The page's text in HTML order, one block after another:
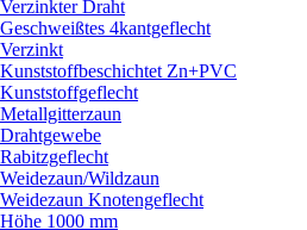
Verzinkter Draht
Geschweißtes 4kantgeflecht
Verzinkt
Kunststoffbeschichtet Zn+PVC
Kunststoffgeflecht
Metallgitterzaun
Drahtgewebe
Rabitzgeflecht
Weidezaun/Wildzaun
Weidezaun Knotengeflecht
Höhe 1000 mm